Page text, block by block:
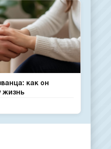
как он
жизнь